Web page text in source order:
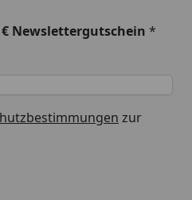
Newslettergutschein *
zur